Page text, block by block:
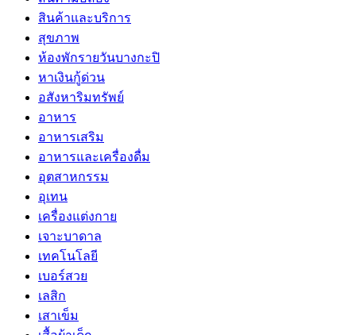
สินค้าและบริการ
สุขภาพ
ห้องพักรายวันบางกะปิ
หาเงินกู้ด่วน
อสังหาริมทรัพย์
อาหาร
อาหารเสริม
อาหารและเครื่องดื่ม
อุตสาหกรรม
อุเทน
เครื่องแต่งกาย
เจาะบาดาล
เทคโนโลยี
เบอร์สวย
เลสิก
เสาเข็ม